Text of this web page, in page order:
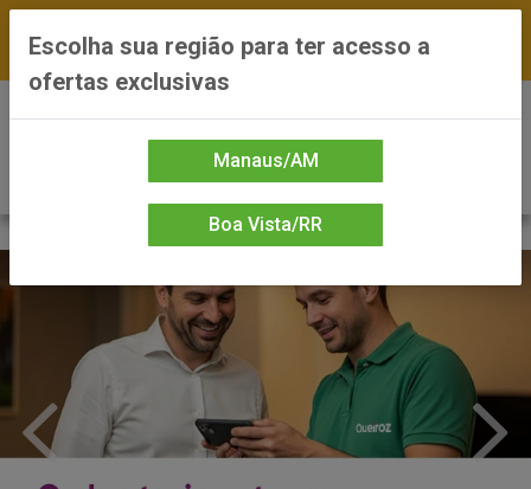
*Preços exclusivos do site — Entrega em até 24h
Escolha sua região para ter acesso a
ofertas exclusivas
Manaus/AM
Boa Vista/RR